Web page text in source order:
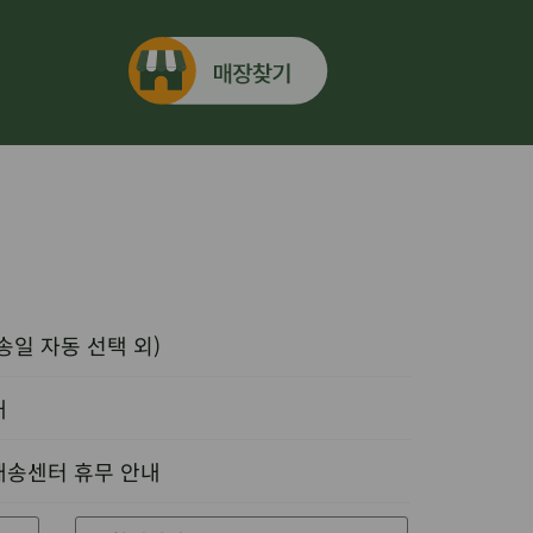
일 자동 선택 외)
센터 휴무 안내